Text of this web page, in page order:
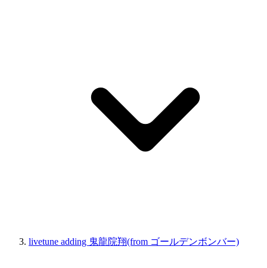
livetune adding 鬼龍院翔(from ゴールデンボンバー)